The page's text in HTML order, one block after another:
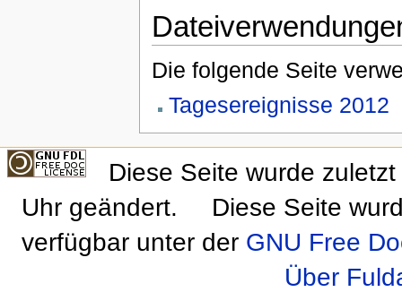
Die folgende Seite
Tagesereignisse 2012
Diese Seite wurde
Uhr geändert.
Diese Seite
verfügbar unter der GNU Free
Über